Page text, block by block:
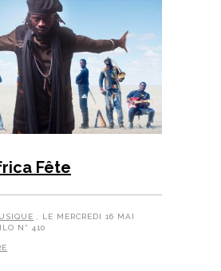
Fête
, LE MERCREDI 16 MAI
N° 410